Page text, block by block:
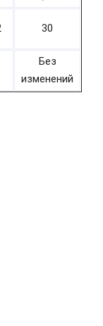
30
Без
изменений